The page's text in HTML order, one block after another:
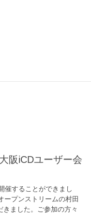
iCDユーザー会
催することができまし
プンストリームの村田
ました。ご参加の方々